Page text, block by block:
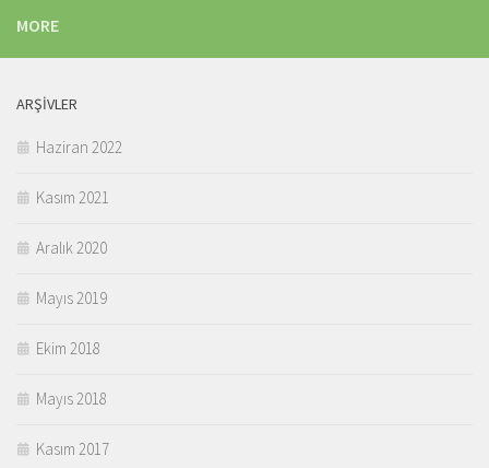
MORE
ARŞIVLER
Haziran 2022
Kasım 2021
Aralık 2020
Mayıs 2019
Ekim 2018
Mayıs 2018
Kasım 2017